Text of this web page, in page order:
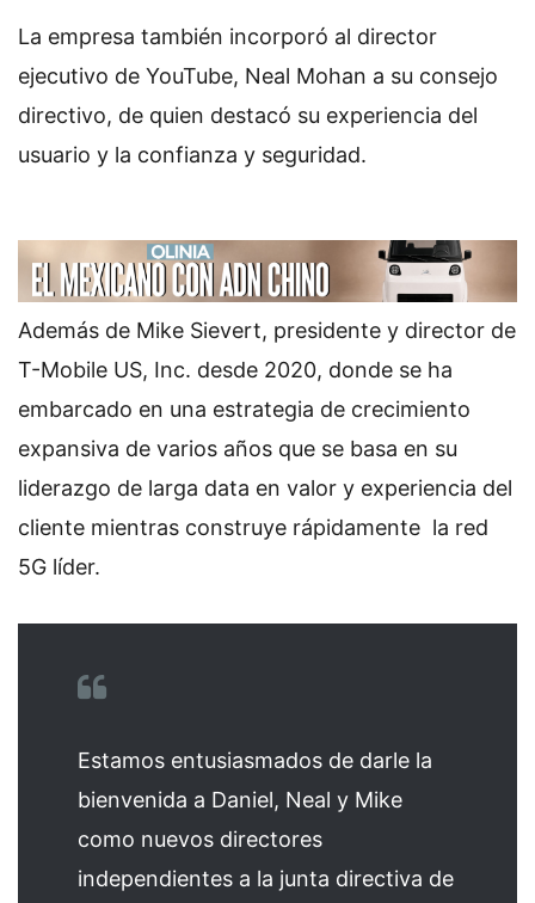
La empresa también incorporó al director
ejecutivo de YouTube, Neal Mohan a su consejo
directivo, de quien destacó su experiencia del
usuario y la confianza y seguridad.
Además de Mike Sievert, presidente y director de
T-Mobile US, Inc. desde 2020, donde se ha
embarcado en una estrategia de crecimiento
expansiva de varios años que se basa en su
liderazgo de larga data en valor y experiencia del
cliente mientras construye rápidamente la red
5G líder.
Estamos entusiasmados de darle la
bienvenida a Daniel, Neal y Mike
como nuevos directores
independientes a la junta directiva de